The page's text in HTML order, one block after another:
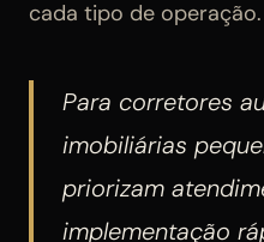
cada tipo de operação.
Para corretores
imobiliárias
priorizam
implementação